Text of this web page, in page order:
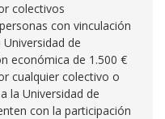
colectivos
con vinculación
de
económica de 1.500 €
cualquier colectivo o
la Universidad de
con la participación